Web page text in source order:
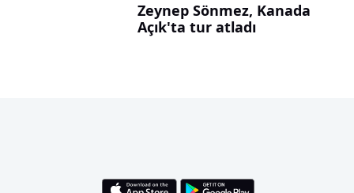
Zeynep Sönmez, Kanada
Açık'ta tur atladı